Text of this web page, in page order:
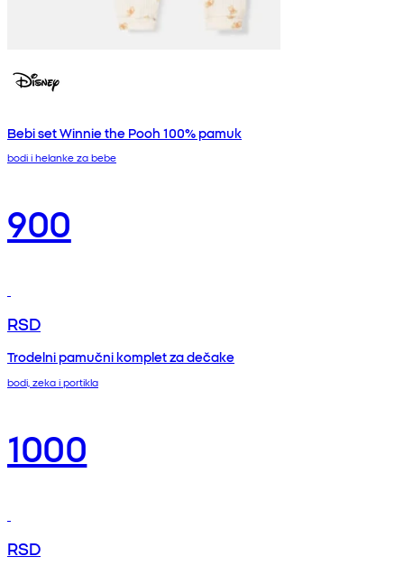
Bebi set Winnie the Pooh 100% pamuk
bodi i helanke za bebe
900
RSD
Trodelni pamučni komplet za dečake
bodi, zeka i portikla
1000
RSD